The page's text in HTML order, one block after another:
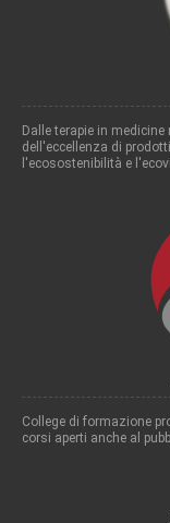
Dalle terapie in
dell'eccellenza di
l'ecosostenibilità e
College di formazione
corsi aperti anche al